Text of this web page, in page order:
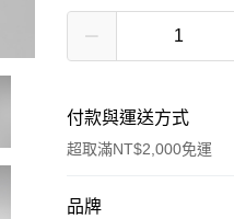
付款與運送方式
超取滿NT$2,000免運
付款方式
品牌